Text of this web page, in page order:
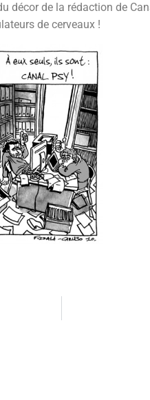
décor de la rédaction de
de cerveaux !